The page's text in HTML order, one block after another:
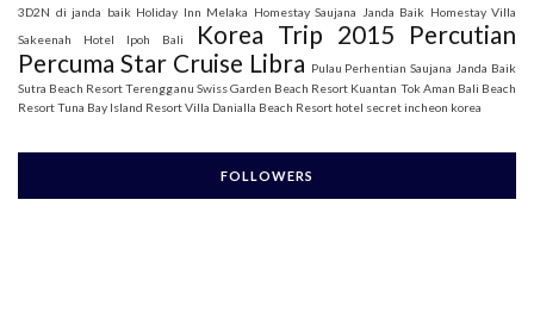
3D2N di janda baik Holiday Inn Melaka Homestay Saujana Janda Baik Homestay Villa
Sakeenah
Hotel Ipoh Bali Korea Trip 2015 Percutian
Percuma Star Cruise Libra Pulau Perhentian Saujana Janda Baik
Sutra Beach Resort Terengganu Swiss Garden Beach Resort Kuantan Tok Aman Bali Beach
ResortTuna Bay Island ResortVilla Danialla Beach Resort hotel secret incheon korea
FOLLOWERS